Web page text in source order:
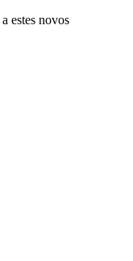
estes novos